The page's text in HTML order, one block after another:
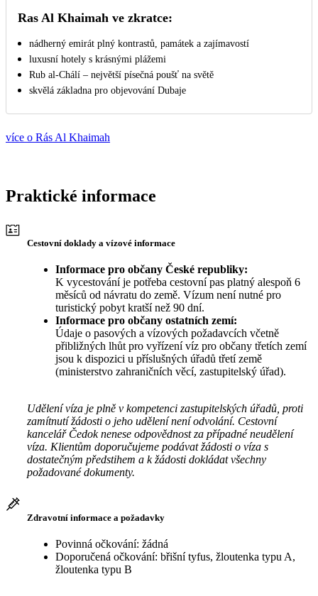
Ras Al Khaimah ve zkratce:
nádherný emirát plný kontrastů, památek a zajímavostí
luxusní hotely s krásnými plážemi
Rub al-Chálí – největší písečná poušť na světě
skvělá základna pro objevování Dubaje
více o Rás Al Khaimah
Praktické informace
Cestovní doklady a vízové informace
Informace pro občany České republiky:
K vycestování je potřeba cestovní pas platný alespoň 6
měsíců od návratu do země. Vízum není nutné pro
turistický pobyt kratší než 90 dní.
Informace pro občany ostatních zemí:
Údaje o pasových a vízových požadavcích včetně
přibližných lhůt pro vyřízení víz pro občany třetích zemí
jsou k dispozici u příslušných úřadů třetí země
(ministerstvo zahraničních věcí, zastupitelský úřad).
Udělení víza je plně v kompetenci zastupitelských úřadů, proti
zamítnutí žádosti o jeho udělení není odvolání. Cestovní
kancelář Čedok nenese odpovědnost za případné neudělení
víza. Klientům doporučujeme podávat žádosti o víza s
dostatečným předstihem a k žádosti dokládat všechny
požadované dokumenty.
Zdravotní informace a požadavky
Povinná očkování: žádná
Doporučená očkování: břišní tyfus, žloutenka typu A,
žloutenka typu B